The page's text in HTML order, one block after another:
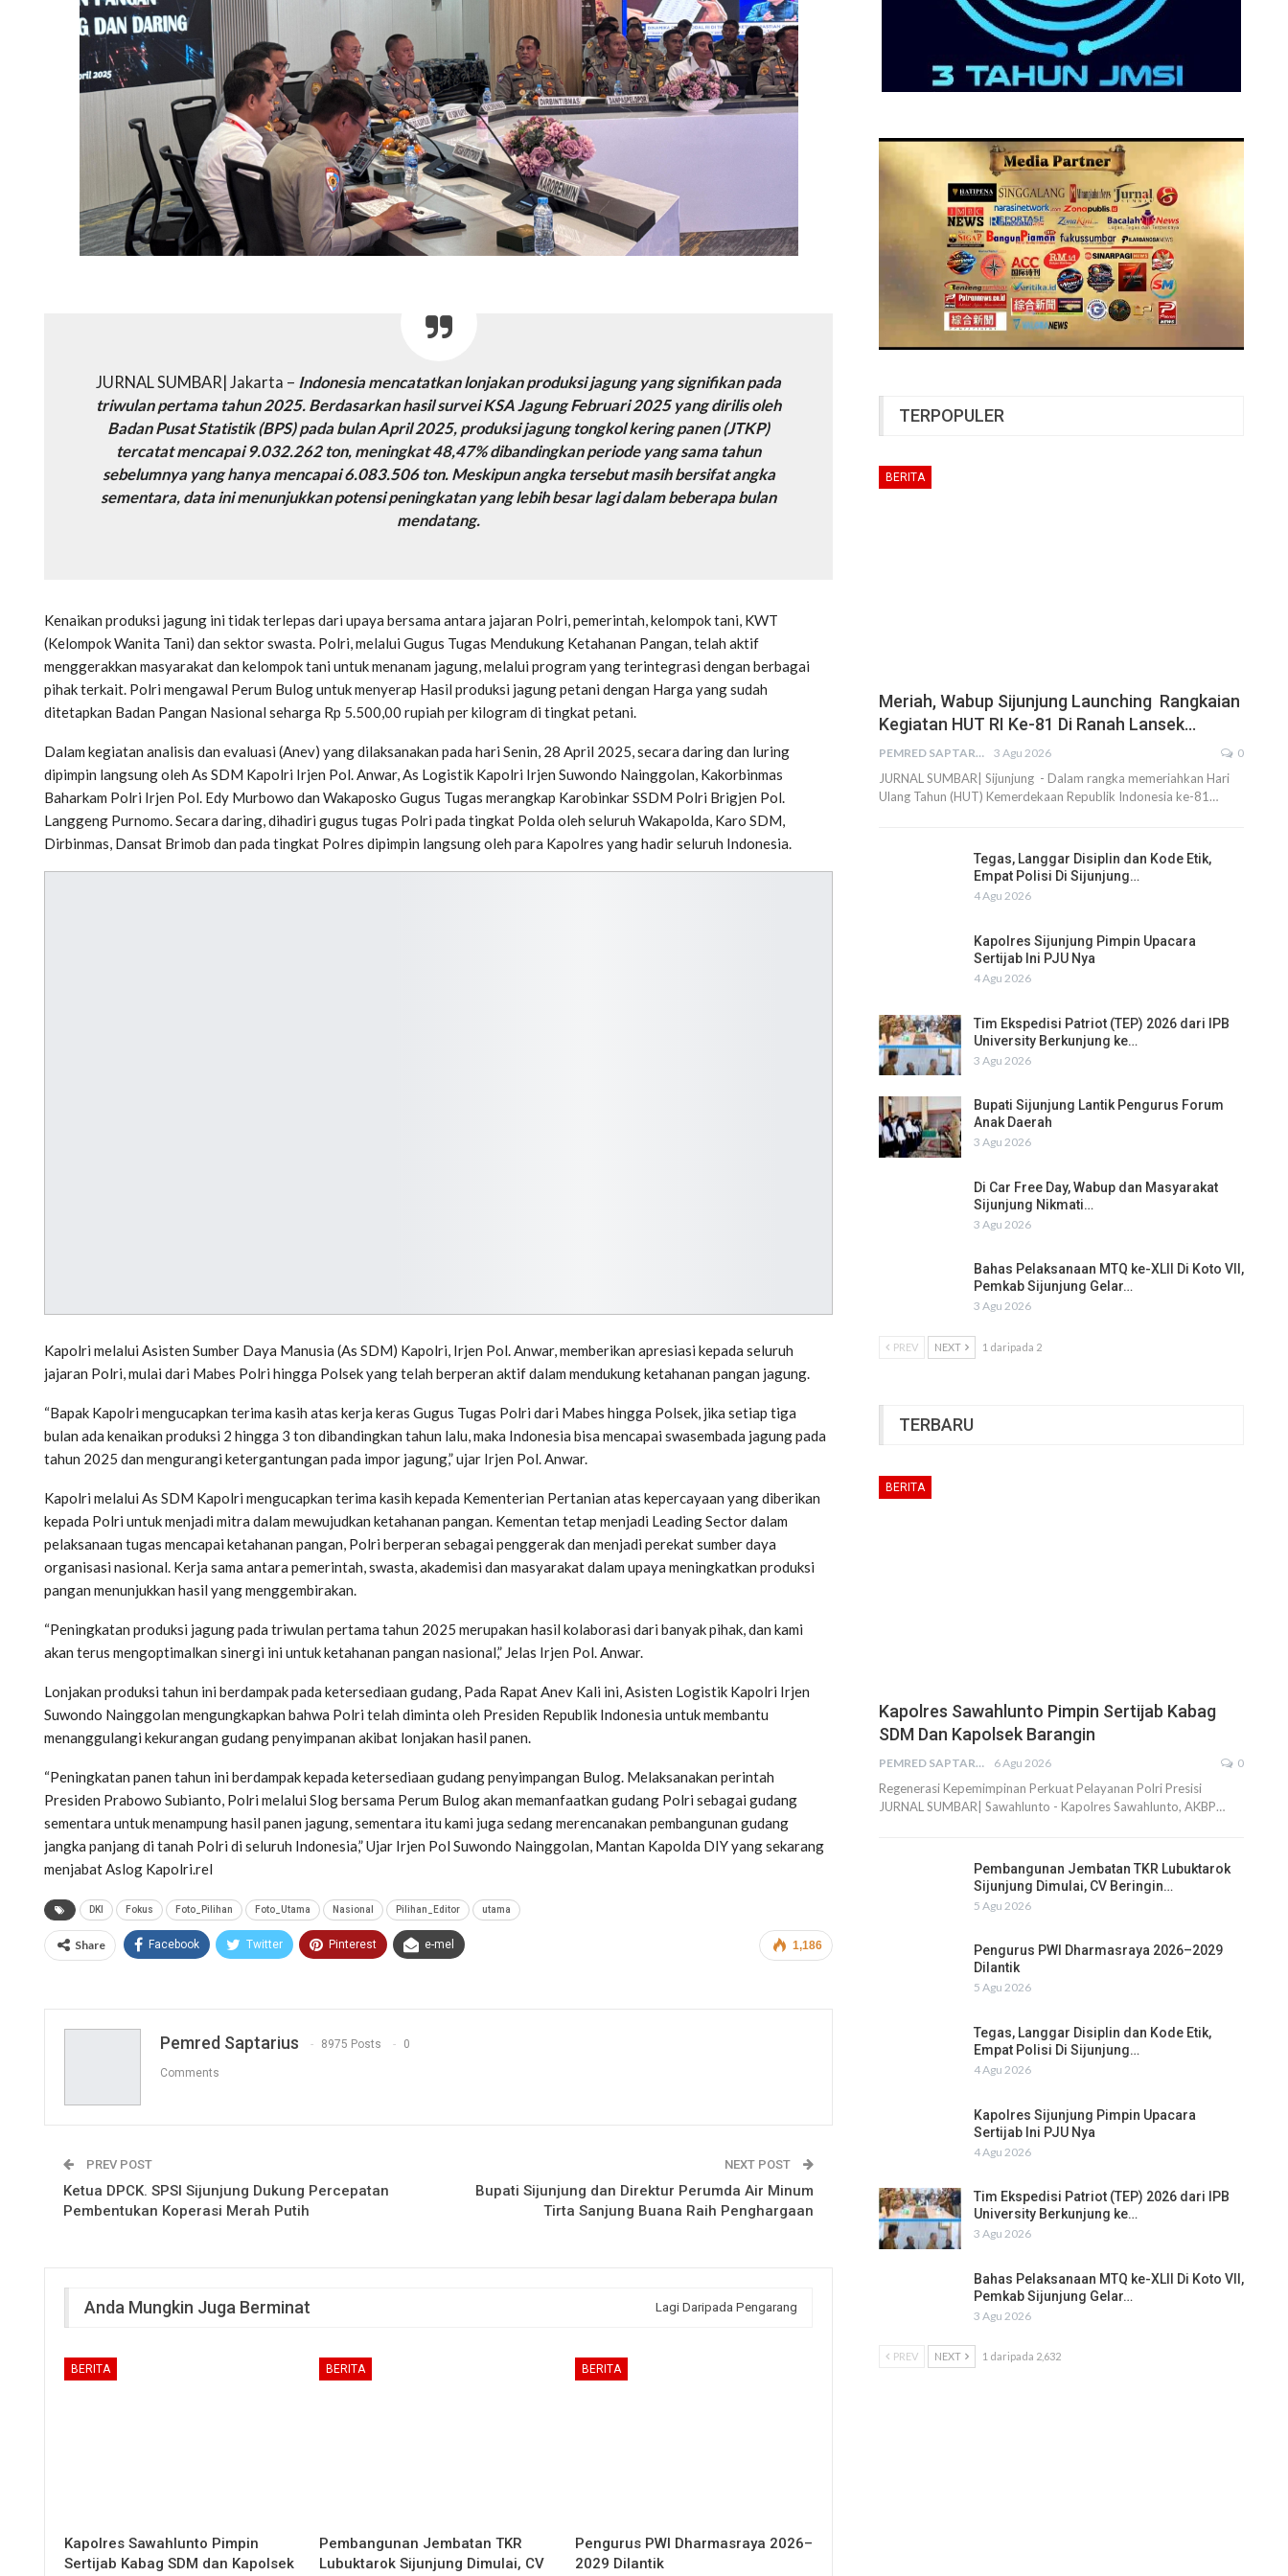
JURNAL SUMBAR| Jakarta – Indonesia mencatatkan lonjakan produksi jagung yang signifikan pada
triwulan pertama tahun 2025. Berdasarkan hasil survei KSA Jagung Februari 2025 yang dirilis oleh
Badan Pusat Statistik (BPS) pada bulan April 2025, produksi jagung tongkol kering panen (JTKP)
tercatat mencapai 9.032.262 ton, meningkat 48,47% dibandingkan periode yang sama tahun
sebelumnya yang hanya mencapai 6.083.506 ton. Meskipun angka tersebut masih bersifat angka
sementara, data ini menunjukkan potensi peningkatan yang lebih besar lagi dalam beberapa bulan
mendatang.
Kenaikan produksi jagung ini tidak terlepas dari upaya bersama antara jajaran Polri, pemerintah, kelompok tani, KWT
(Kelompok Wanita Tani) dan sektor swasta. Polri, melalui Gugus Tugas Mendukung Ketahanan Pangan, telah aktif
menggerakkan masyarakat dan kelompok tani untuk menanam jagung, melalui program yang terintegrasi dengan berbagai
pihak terkait. Polri mengawal Perum Bulog untuk menyerap Hasil produksi jagung petani dengan Harga yang sudah
ditetapkan Badan Pangan Nasional seharga Rp 5.500,00 rupiah per kilogram di tingkat petani.
Dalam kegiatan analisis dan evaluasi (Anev) yang dilaksanakan pada hari Senin, 28 April 2025, secara daring dan luring
dipimpin langsung oleh As SDM Kapolri Irjen Pol. Anwar, As Logistik Kapolri Irjen Suwondo Nainggolan, Kakorbinmas
Baharkam Polri Irjen Pol. Edy Murbowo dan Wakaposko Gugus Tugas merangkap Karobinkar SSDM Polri Brigjen Pol.
Langgeng Purnomo. Secara daring, dihadiri gugus tugas Polri pada tingkat Polda oleh seluruh Wakapolda, Karo SDM,
Dirbinmas, Dansat Brimob dan pada tingkat Polres dipimpin langsung oleh para Kapolres yang hadir seluruh Indonesia.
Kapolri melalui Asisten Sumber Daya Manusia (As SDM) Kapolri, Irjen Pol. Anwar, memberikan apresiasi kepada seluruh
jajaran Polri, mulai dari Mabes Polri hingga Polsek yang telah berperan aktif dalam mendukung ketahanan pangan jagung.
“Bapak Kapolri mengucapkan terima kasih atas kerja keras Gugus Tugas Polri dari Mabes hingga Polsek, jika setiap tiga
bulan ada kenaikan produksi 2 hingga 3 ton dibandingkan tahun lalu, maka Indonesia bisa mencapai swasembada jagung pada
tahun 2025 dan mengurangi ketergantungan pada impor jagung,” ujar Irjen Pol. Anwar.
Kapolri melalui As SDM Kapolri mengucapkan terima kasih kepada Kementerian Pertanian atas kepercayaan yang diberikan
kepada Polri untuk menjadi mitra dalam mewujudkan ketahanan pangan. Kementan tetap menjadi Leading Sector dalam
pelaksanaan tugas mencapai ketahanan pangan, Polri berperan sebagai penggerak dan menjadi perekat sumber daya
organisasi nasional. Kerja sama antara pemerintah, swasta, akademisi dan masyarakat dalam upaya meningkatkan produksi
pangan menunjukkan hasil yang menggembirakan.
“Peningkatan produksi jagung pada triwulan pertama tahun 2025 merupakan hasil kolaborasi dari banyak pihak, dan kami
akan terus mengoptimalkan sinergi ini untuk ketahanan pangan nasional,” Jelas Irjen Pol. Anwar.
Lonjakan produksi tahun ini berdampak pada ketersediaan gudang, Pada Rapat Anev Kali ini, Asisten Logistik Kapolri Irjen
Suwondo Nainggolan mengungkapkan bahwa Polri telah diminta oleh Presiden Republik Indonesia untuk membantu
menanggulangi kekurangan gudang penyimpanan akibat lonjakan hasil panen.
“Peningkatan panen tahun ini berdampak kepada ketersediaan gudang penyimpangan Bulog. Melaksanakan perintah
Presiden Prabowo Subianto, Polri melalui Slog bersama Perum Bulog akan memanfaatkan gudang Polri sebagai gudang
sementara untuk menampung hasil panen jagung, sementara itu kami juga sedang merencanakan pembangunan gudang
jangka panjang di tanah Polri di seluruh Indonesia,” Ujar Irjen Pol Suwondo Nainggolan, Mantan Kapolda DIY yang sekarang
menjabat Aslog Kapolri.rel
DKI Fokus Foto_Pilihan Foto_Utama Nasional Pilihan_Editor utama
1,186
Share Facebook Twitter Pinterest e-mel
Pemred Saptarius 8975 Posts 0
Comments
PREV POST
Ketua DPCK. SPSI Sijunjung Dukung Percepatan
Pembentukan Koperasi Merah Putih
NEXT POST
Bupati Sijunjung dan Direktur Perumda Air Minum
Tirta Sanjung Buana Raih Penghargaan
Anda Mungkin Juga Berminat Lagi Daripada Pengarang
BERITA
Kapolres Sawahlunto Pimpin
Sertijab Kabag SDM dan Kapolsek
BERITA
Pembangunan Jembatan TKR
Lubuktarok Sijunjung Dimulai, CV
BERITA
Pengurus PWI Dharmasraya 2026–
2029 Dilantik
TERPOPULER
BERITA
Meriah, Wabup Sijunjung Launching Rangkaian
Kegiatan HUT RI Ke-81 Di Ranah Lansek…
PEMRED SAPTARIUS 3 Agu 2026 0
JURNAL SUMBAR| Sijunjung - Dalam rangka memeriahkan Hari
Ulang Tahun (HUT) Kemerdekaan Republik Indonesia ke-81…
Tegas, Langgar Disiplin dan Kode Etik,
Empat Polisi Di Sijunjung…
4 Agu 2026
Kapolres Sijunjung Pimpin Upacara
Sertijab Ini PJU Nya
4 Agu 2026
Tim Ekspedisi Patriot (TEP) 2026 dari IPB
University Berkunjung ke…
3 Agu 2026
Bupati Sijunjung Lantik Pengurus Forum
Anak Daerah
3 Agu 2026
Di Car Free Day, Wabup dan Masyarakat
Sijunjung Nikmati…
3 Agu 2026
Bahas Pelaksanaan MTQ ke-XLII Di Koto VII,
Pemkab Sijunjung Gelar…
3 Agu 2026
PREV NEXT 1 daripada 2
TERBARU
BERITA
Kapolres Sawahlunto Pimpin Sertijab Kabag
SDM Dan Kapolsek Barangin
PEMRED SAPTARIUS 6 Agu 2026 0
Regenerasi Kepemimpinan Perkuat Pelayanan Polri Presisi
JURNAL SUMBAR| Sawahlunto - Kapolres Sawahlunto, AKBP…
Pembangunan Jembatan TKR Lubuktarok
Sijunjung Dimulai, CV Beringin…
5 Agu 2026
Pengurus PWI Dharmasraya 2026–2029
Dilantik
5 Agu 2026
Tegas, Langgar Disiplin dan Kode Etik,
Empat Polisi Di Sijunjung…
4 Agu 2026
Kapolres Sijunjung Pimpin Upacara
Sertijab Ini PJU Nya
4 Agu 2026
Tim Ekspedisi Patriot (TEP) 2026 dari IPB
University Berkunjung ke…
3 Agu 2026
Bahas Pelaksanaan MTQ ke-XLII Di Koto VII,
Pemkab Sijunjung Gelar…
3 Agu 2026
PREV NEXT 1 daripada 2,632